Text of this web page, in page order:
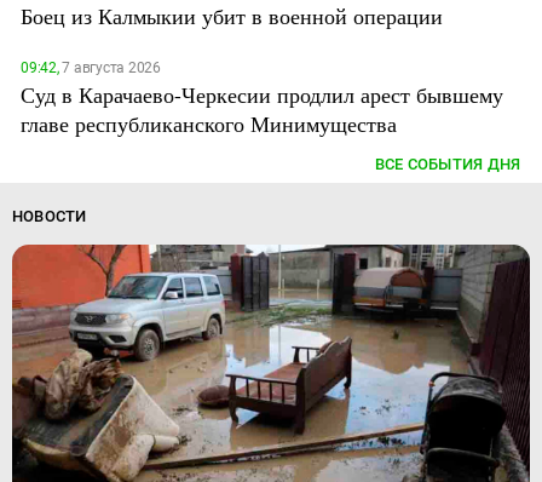
Боец из Калмыкии убит в военной операции
09:42,7 августа 2026
Суд в Карачаево-Черкесии продлил арест бывшему
главе республиканского Минимущества
ВСЕ СОБЫТИЯ ДНЯ
НОВОСТИ